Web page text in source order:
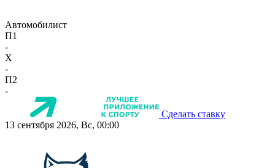
Автомобилист
П1
-
X
-
П2
-
Сделать ставку
13 сентября 2026, Вс, 00:00